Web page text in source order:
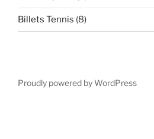
Billets Tennis (8)
Proudly powered by WordPress